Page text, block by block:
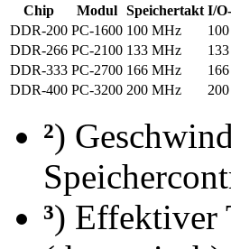
Chip Modul Speichertakt I/
DDR-200 PC-1600 100 MHz
DDR-266 PC-2100 133 MHz
DDR-333 PC-2700 166 MHz
DDR-400 PC-3200 200 MHz
²)
³) Effektiver